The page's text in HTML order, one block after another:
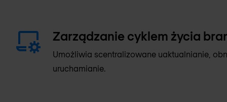
Zarządzanie cyklem życia
Umożliwia scentralizowane uaktualnianie,
uruchamianie.